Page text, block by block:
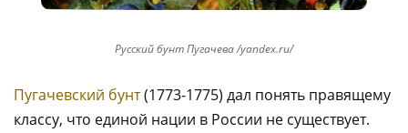
Русский бунт Пугачева /yandex.ru/
Пугачевский бунт(1773-1775) дал понять правящему
классу, что единой нации в России не существует.